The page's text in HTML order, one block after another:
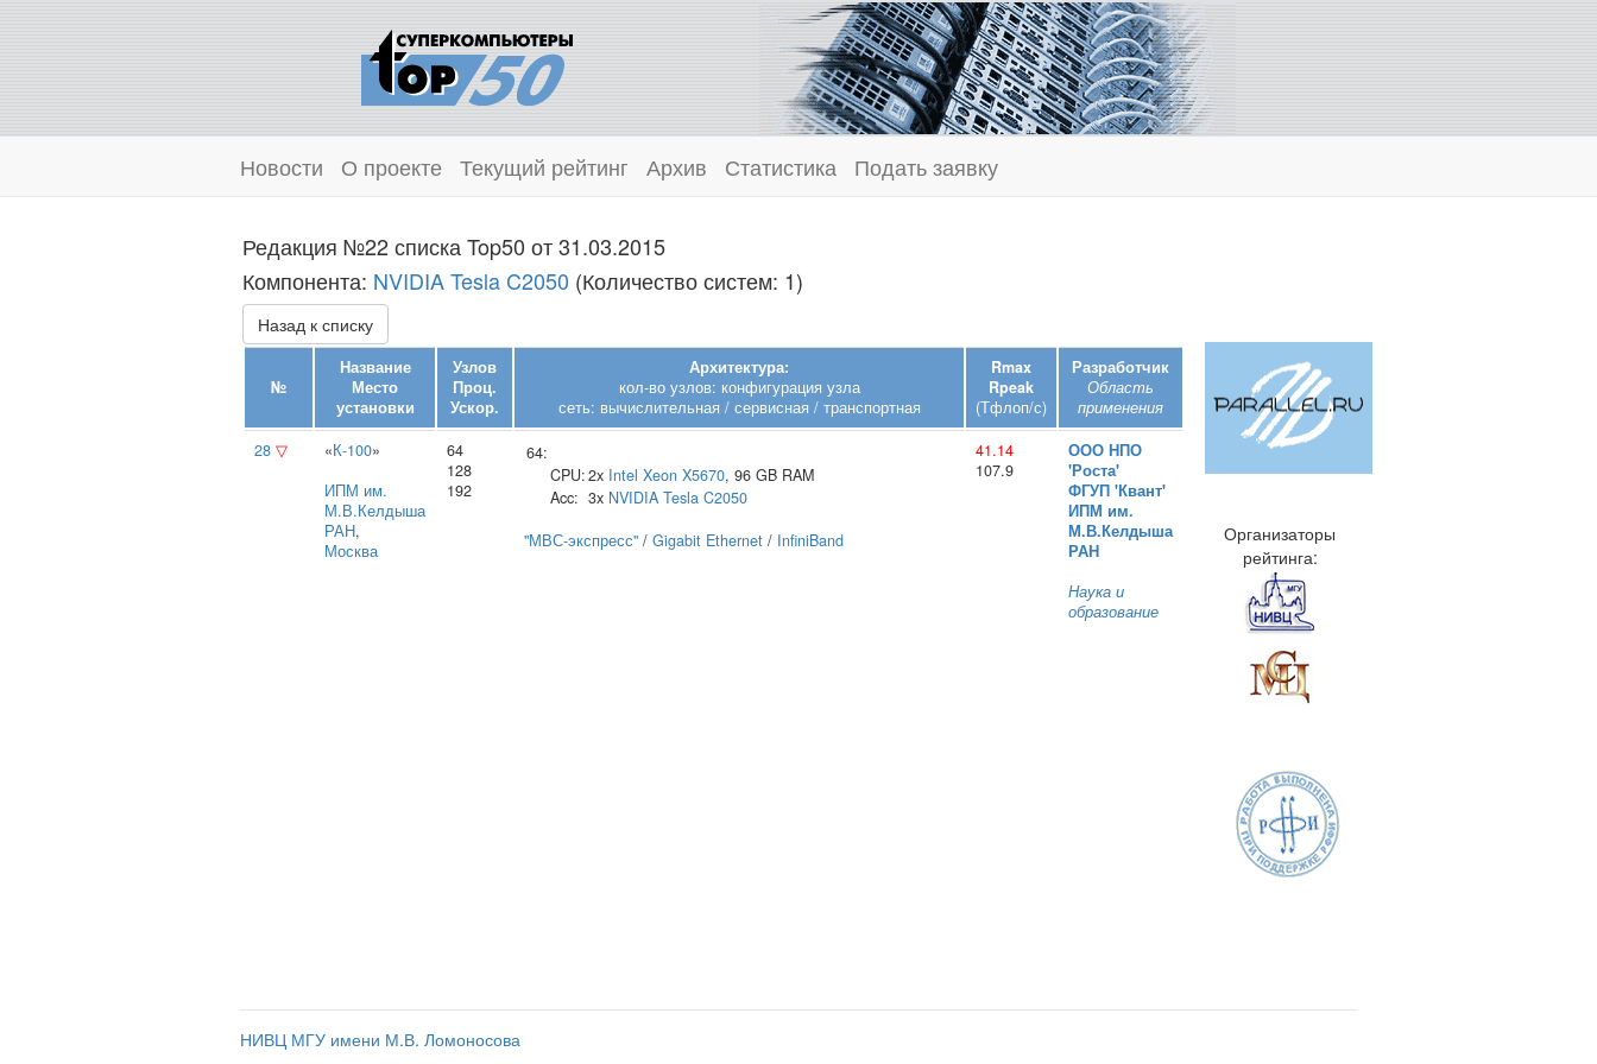
Новости О проекте Текущий рейтинг Архив Статистика Подать заявку
Редакция №22 списка Top50 от 31.03.2015
Компонента: NVIDIA Tesla C2050 (Количество систем: 1)
Назад к списку
№
Название
Место
установки
Узлов
Проц.
Ускор.
Архитектура:
кол-во узлов: конфигурация узла
сеть: вычислительная / сервисная / транспортная
Rmax
Rpeak
(Тфлоп/с)
Разработчик
Область
применения
28 ▽ «К-100»
ИПМ им.
М.В.Келдыша
РАН,
Москва
64
128
192
64:
CPU:2x Intel Xeon X5670, 96 GB RAM
Acc: 3x NVIDIA Tesla C2050
"МВС-экспресс" / Gigabit Ethernet / InfiniBand
41.14
107.9
ООО НПО
'Роста'
ФГУП 'Квант'
ИПМ им.
М.В.Келдыша
РАН
Наука и
образование
Организаторы
рейтинга:
НИВЦ МГУ имени М.В. Ломоносова